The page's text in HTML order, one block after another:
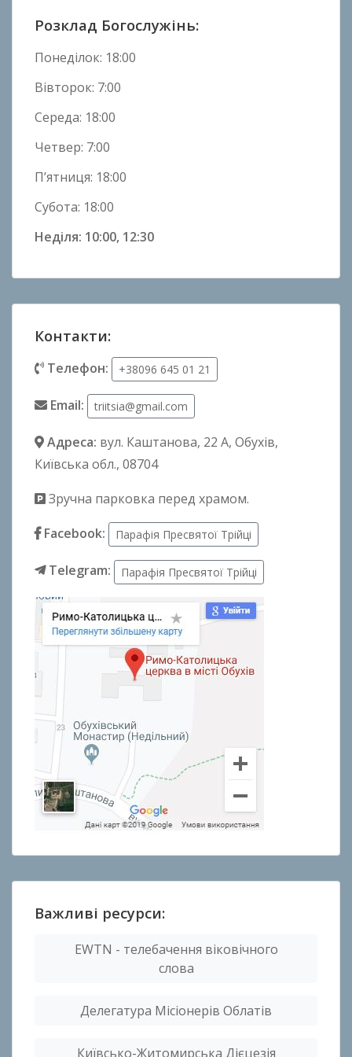
н
Розклад Богослужінь:
Понеділок: 18:00
Вівторок: 7:00
Середа: 18:00
Четвер: 7:00
П’ятниця: 18:00
Субота: 18:00
Неділя: 10:00, 12:30
Контакти:
Телефон: +38096 645 01 21
Email: triitsia@gmail.com
Адреса: вул. Каштанова, 22 А, Обухів,
Київська обл., 08704
Зручна парковка перед храмом.
Facebook:
Парафія Пресвятої Трійці
Telegram: Парафія Пресвятої Трійці
Важливі ресурси:
EWTN - телебачення віковічного
слова
Делегатура Місіонерів Облатів
Київсько-Житомирська Дієцезія